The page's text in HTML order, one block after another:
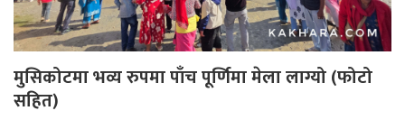
मुसिकोटमा भव्य रुपमा पाँच पूर्णिमा मेला लाग्यो (फोटो
सहित)